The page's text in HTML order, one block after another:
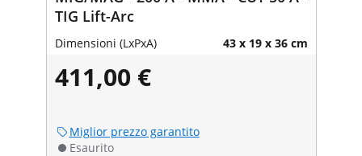
TIG Lift-Arc
Dimensioni (LxPxA) 43 x 19 x 36 cm
411,00 €
Miglior prezzo garantito
Esaurito